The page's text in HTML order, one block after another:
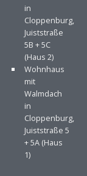
in
Cloppenburg,
Juiststraße
5B + 5C
(Haus 2)
Wohnhaus
mit
Walmdach
in
Cloppenburg,
Juiststraße 5
+ 5A (Haus
1)